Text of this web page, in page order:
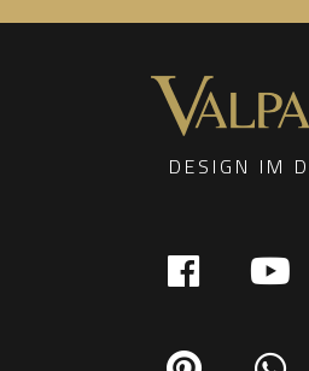
DESIGN IM